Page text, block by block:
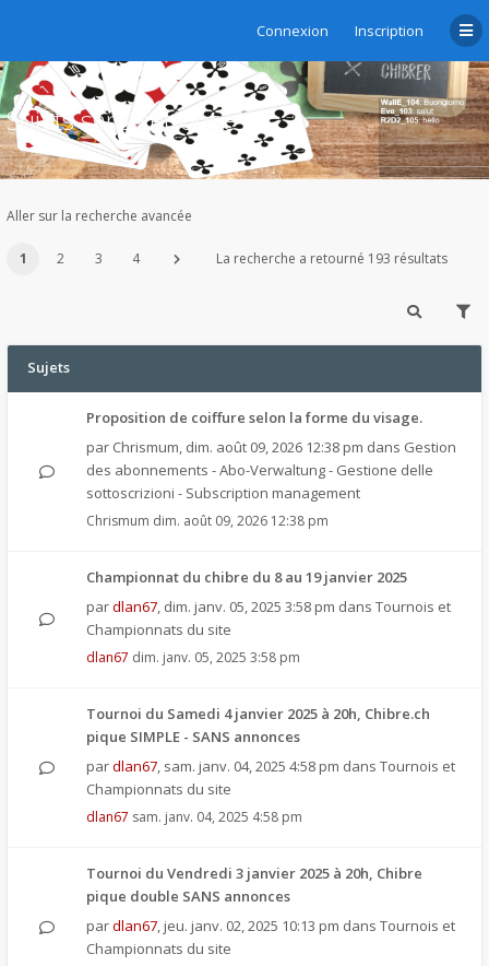
Connexion Inscription
Sujets sans réponse
Aller sur la recherche avancée
1 2 3 4 La recherche a retourné 193 résultats
Sujets
Proposition de coiffure selon la forme du visage.
par Chrismum, dim. août 09, 2026 12:38 pm dans Gestion
des abonnements - Abo-Verwaltung - Gestione delle
sottoscrizioni - Subscription management
Chrismum dim. août 09, 2026 12:38 pm
Championnat du chibre du 8 au 19 janvier 2025
pardlan67, dim. janv. 05, 2025 3:58 pm dans Tournois et
Championnats du site
dlan67 dim. janv. 05, 2025 3:58 pm
Tournoi du Samedi 4 janvier 2025 à 20h, Chibre.ch
pique SIMPLE - SANS annonces
pardlan67, sam. janv. 04, 2025 4:58 pm dans Tournois et
Championnats du site
dlan67 sam. janv. 04, 2025 4:58 pm
Tournoi du Vendredi 3 janvier 2025 à 20h, Chibre
pique double SANS annonces
pardlan67, jeu. janv. 02, 2025 10:13 pm dans Tournois et
Championnats du site